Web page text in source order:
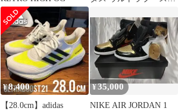
¥8,400
【28.0cm】adidas
¥35,000
NIKE AIR JORDAN 1